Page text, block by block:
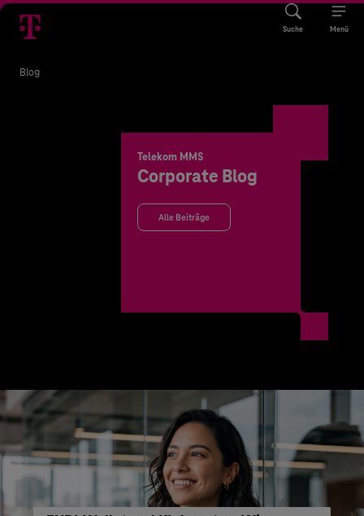
Suche Menü
Blog
Telekom MMS
Corporate Blog
Alle Beiträge